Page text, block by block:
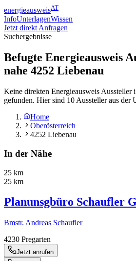
energieausweisAT
InfoUnterlagenWissen
Jetzt direkt Anfragen
Suchergebnisse
Befugte Energieausweis
nahe 4252 Liebenau
Keine direkten Energieausweis Aussteller
gefunden. Hier sind 10 Aussteller aus der
Home
Oberösterreich
4252 Liebenau
In der Nähe
25 km
25 km
Planunsgbüro Schaufler
Bmstr. Andreas Schaufler
4230 Pregarten
Jetzt anrufen